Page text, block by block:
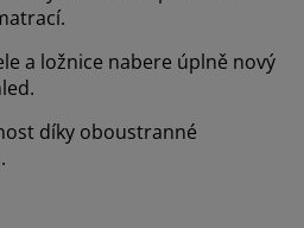
a ložnice nabere úplně nový
díky oboustranné